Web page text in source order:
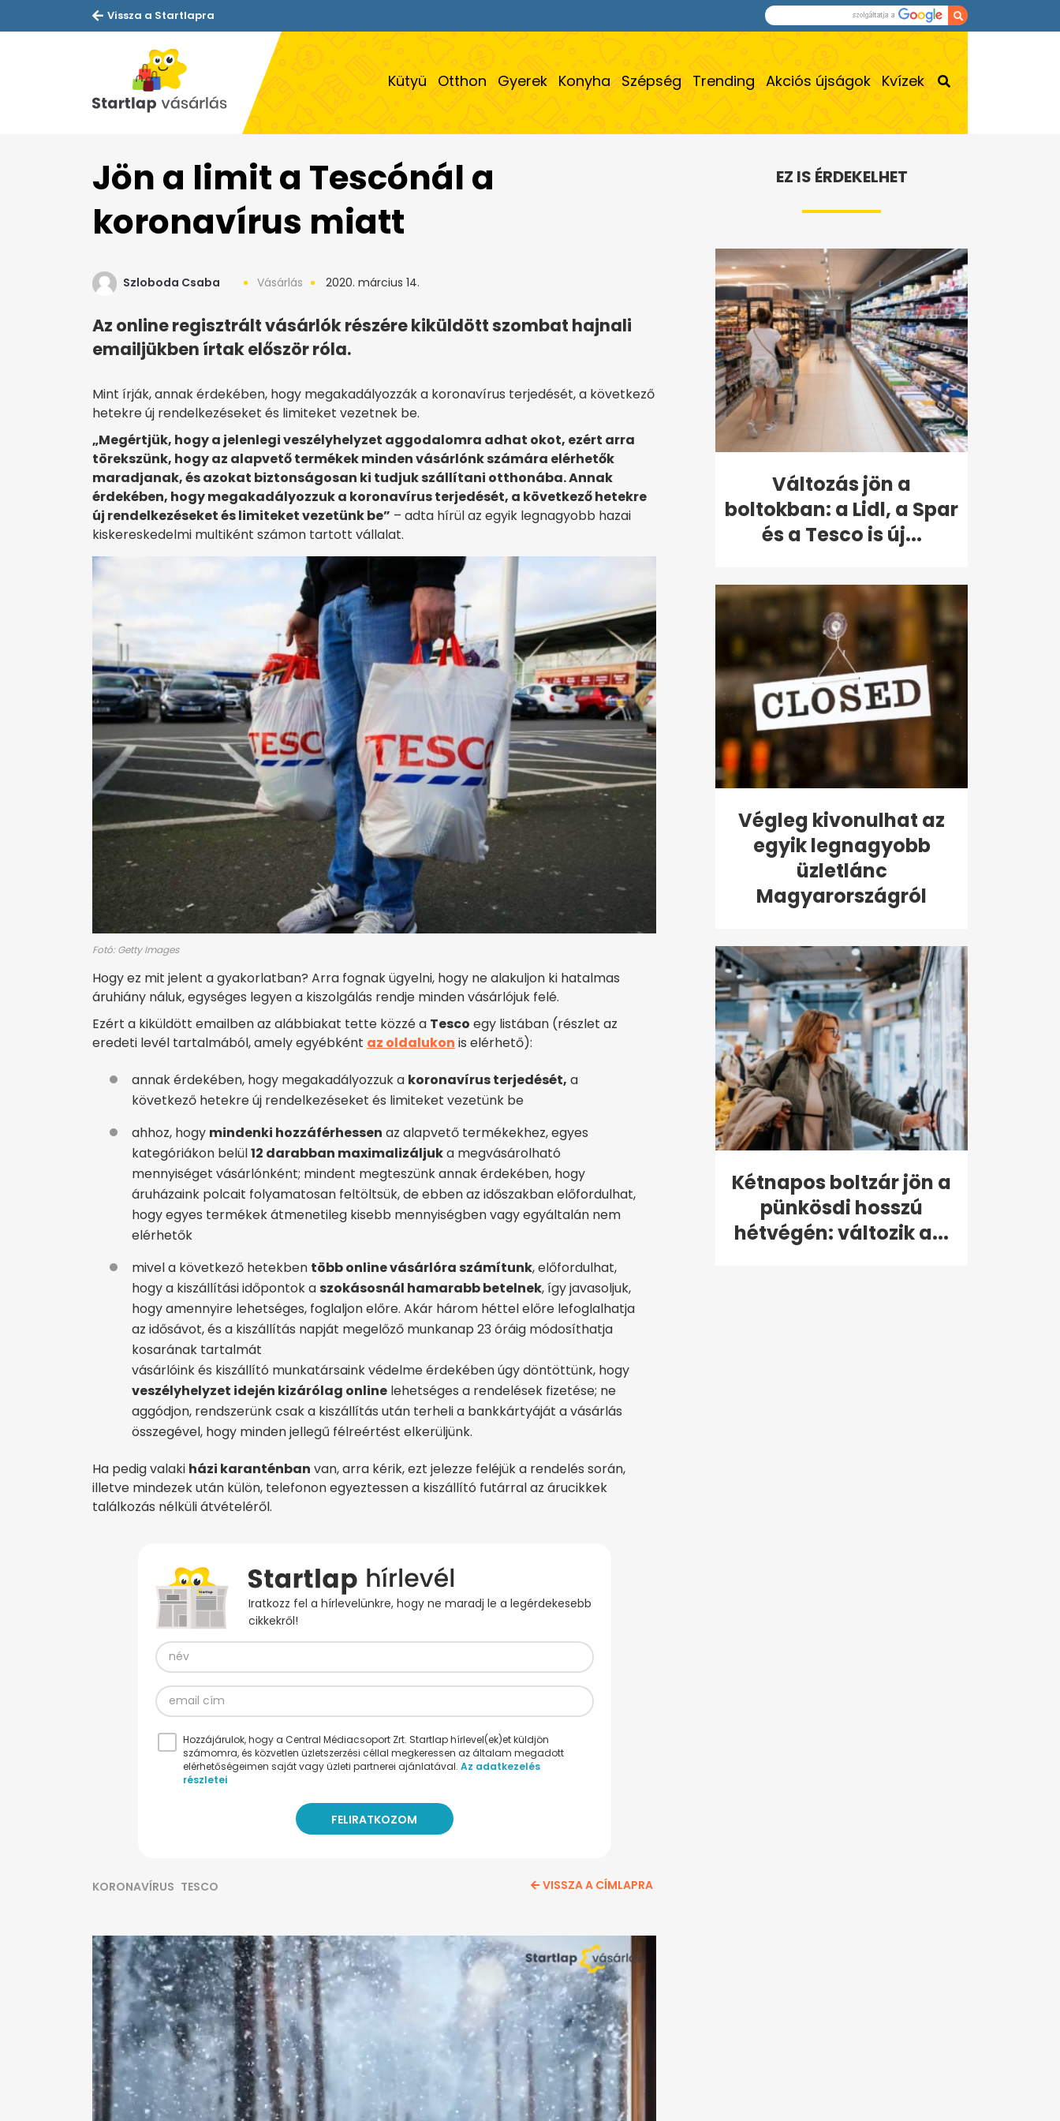
Vissza a Startlapra
Kütyü Otthon Gyerek Konyha Szépség Trending Akciós újságok Kvízek
Jön a limit a Tescónál a
koronavírus miatt
Szloboda Csaba Vásárlás 2020. március 14.
Az online regisztrált vásárlók részére kiküldött szombat hajnali
emailjükben írtak először róla.
Mint írják, annak érdekében, hogy megakadályozzák a koronavírus terjedését, a következő
hetekre új rendelkezéseket és limiteket vezetnek be.
„Megértjük, hogy a jelenlegi veszélyhelyzet aggodalomra adhat okot, ezért arra
törekszünk, hogy az alapvető termékek minden vásárlónk számára elérhetők
maradjanak, és azokat biztonságosan ki tudjuk szállítani otthonába. Annak
érdekében, hogy megakadályozzuk a koronavírus terjedését, a következő hetekre
új rendelkezéseket és limiteket vezetünk be” – adta hírül az egyik legnagyobb hazai
kiskereskedelmi multiként számon tartott vállalat.
Fotó: Getty Images
Hogy ez mit jelent a gyakorlatban? Arra fognak ügyelni, hogy ne alakuljon ki hatalmas
áruhiány náluk, egységes legyen a kiszolgálás rendje minden vásárlójuk felé.
Ezért a kiküldött emailben az alábbiakat tette közzé a Tesco egy listában (részlet az
eredeti levél tartalmából, amely egyébként az oldalukon is elérhető):
annak érdekében, hogy megakadályozzuk a koronavírus terjedését, a
következő hetekre új rendelkezéseket és limiteket vezetünk be
ahhoz, hogy mindenki hozzáférhessen az alapvető termékekhez, egyes
kategóriákon belül12 darabban maximalizáljuka megvásárolható
mennyiséget vásárlónként; mindent megteszünk annak érdekében, hogy
áruházaink polcait folyamatosan feltöltsük, de ebben az időszakban előfordulhat,
hogy egyes termékek átmenetileg kisebb mennyiségben vagy egyáltalán nem
elérhetők
mivel a következő hetekben több online vásárlóra számítunk, előfordulhat,
hogy a kiszállítási időpontok a szokásosnál hamarabb betelnek, így javasoljuk,
hogy amennyire lehetséges, foglaljon előre. Akár három héttel előre lefoglalhatja
az idősávot, és a kiszállítás napját megelőző munkanap 23 óráig módosíthatja
kosarának tartalmát
vásárlóink és kiszállító munkatársaink védelme érdekében úgy döntöttünk, hogy
veszélyhelyzet idején kizárólag online lehetséges a rendelések fizetése; ne
aggódjon, rendszerünk csak a kiszállítás után terheli a bankkártyáját a vásárlás
összegével, hogy minden jellegű félreértést elkerüljünk.
Ha pedig valaki házi karanténban van, arra kérik, ezt jelezze feléjük a rendelés során,
illetve mindezek után külön, telefonon egyeztessen a kiszállító futárral az árucikkek
találkozás nélküli átvételéről.
Iratkozz fel a hírlevelünkre, hogy ne maradj le a legérdekesebb
cikkekről!
Hozzájárulok, hogy a Central Médiacsoport Zrt. Startlap hírlevel(ek)et küldjön
számomra, és közvetlen üzletszerzési céllal megkeressen az általam megadott
elérhetőségeimen saját vagy üzleti partnerei ajánlatával. Az adatkezelés
részletei
KORONAVÍRUS TESCO VISSZA A CÍMLAPRA
EZ IS ÉRDEKELHET
Változás jön a
boltokban: a Lidl, a Spar
és a Tesco is új...
Végleg kivonulhat az
egyik legnagyobb
üzletlánc
Magyarországról
Kétnapos boltzár jön a
pünkösdi hosszú
hétvégén: változik a...